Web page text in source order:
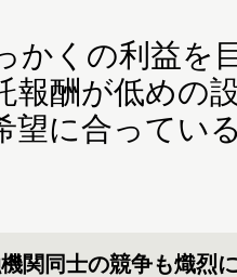
くの利益を
報酬が低めの
望に合ってい
関同士の競争も熾烈